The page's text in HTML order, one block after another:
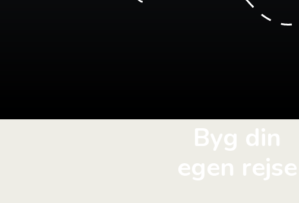
Byg din
egen rejse